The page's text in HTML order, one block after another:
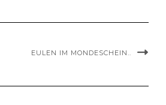
EULEN IM MONDESCHEIN..